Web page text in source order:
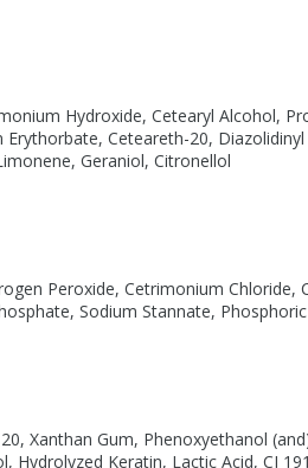
Hydroxide, Cetearyl Alcohol,
Ceteareth-20,
Geraniol, Citronellol
Peroxide, Cetrimonium
Sodium Stannate,
Xanthan Gum, Phenoxyethanol
Keratin, Lactic Acid, CI